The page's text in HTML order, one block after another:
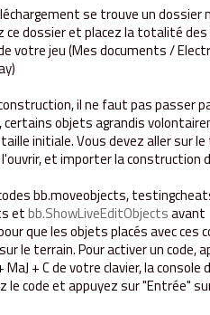
se trouve un dossier
ce dossier et placez la totalité
votre jeu (Mes documents /
il ne faut pas passer
certains objets agrandis
initiale. Vous devez aller sur
et importer la construction
bb.moveobjects,
etbb.ShowLiveEditObjectsavant
que les objets placés avec ces
le terrain. Pour activer un code,
+ C de votre clavier, la console
le code et appuyez sur "Entrée"